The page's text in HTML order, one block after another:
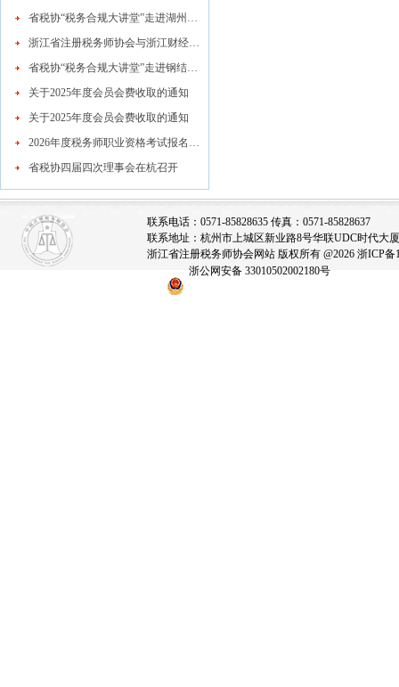
省税协“税务合规大讲堂”走进湖州混凝土行业
浙江省注册税务师协会与浙江财经大学续签战略合作协议 共育高素质税务人才
省税协“税务合规大讲堂”走进钢结构行业协会精准赋能企业高质量发展
关于2025年度会员会费收取的通知
关于2025年度会员会费收取的通知
2026年度税务师职业资格考试报名公告
省税协四届四次理事会在杭召开
联系电话：0571-85828635 传真：0571-85828637
联系地址：杭州市上城区新业路8号华联UDC时代大
浙江省注册税务师协会网站 版权所有 @2026 浙ICP备
浙公网安备 33010502002180号